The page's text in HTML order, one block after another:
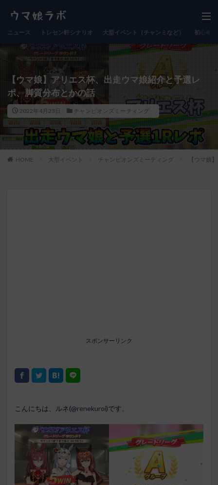
ニュース トレセン軒シナリオ 大型イベント（チャンミなど） 初心者
【ウマ娘】アリエス杯、出走ウマ娘紹介と予選レ
ポ、脚質分布とかの話
2022年4月23日 チャンピオンズミーティング
HOME 大型イベント チャンピオンズミーティング 【ウマ娘
スポンサーリンク
こんにちは、ルネ(@renekuroi)です。